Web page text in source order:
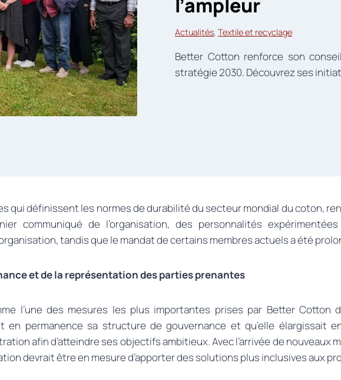
Actualités, Textile et recyclage
Better Cotton renforce son
stratégie 2030. Découvrez ses
qui définissent les normes de durabilité du secteur mondial du coton,
communiqué de l’organisation, des personnalités
tandis que le mandat de certains membres actuels a été
et de la représentation des parties prenantes
l’une des mesures les plus importantes prises par Better Cotton
en permanence sa structure de gouvernance et qu’elle élargissait
afin d’atteindre ses objectifs ambitieux. Avec l’arrivée de nouveaux
devrait être en mesure d’apporter des solutions plus inclusives aux